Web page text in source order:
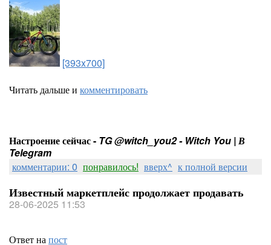
[393x700]
Читать дальше и комментировать
Настроение сейчас - TG @witch_you2 - Witch You | В
Telegram
комментарии: 0 понравилось! вверх^ к полной версии
Известный маркетплейс продолжает продавать
28-06-2025 11:53
Ответ напост